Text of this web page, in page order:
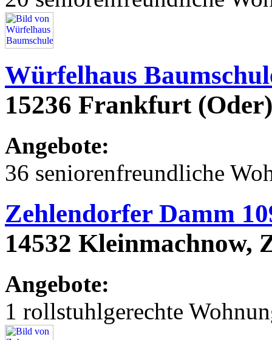
Würfelhaus
15236 Frankfurt
Angebote:
36 seniorenfreundliche
Zehlendorfer Damm
14532 Kleinmachnow,
Angebote:
1 rollstuhlgerechte